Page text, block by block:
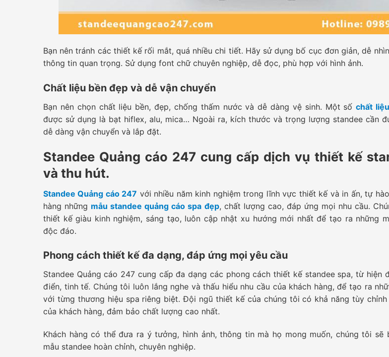
Bạn nên tránh các thiết kế rối mắt, quá nhiều chi tiết. Hãy sử dụng bố cục đơn giản, dễ
thông tin quan trọng. Sử dụng font chữ chuyên nghiệp, dễ đọc, phù hợp với hình ảnh.
Chất liệu bền đẹp và dễ vận chuyển
Bạn nên chọn chất liệu bền, đẹp, chống thấm nước và dễ dàng vệ sinh. Một sốchất
được sử dụng là bạt hiflex, alu, mica… Ngoài ra, kích thước và trọng lượng standee cần
dễ dàng vận chuyển và lắp đặt.
Standee Quảng cáo 247 cung cấp dịch vụ thiết kế
và thu hút.
Standee Quảng cáo 247 với nhiều năm kinh nghiệm trong lĩnh vực thiết kế và in ấn, tự
hàng những mẫu standee quảng cáo spa đẹp, chất lượng cao, đáp ứng mọi nhu cầu.
thiết kế giàu kinh nghiệm, sáng tạo, luôn cập nhật xu hướng mới nhất để tạo ra những
độc đáo.
Phong cách thiết kế đa dạng, đáp ứng mọi yêu cầu
Standee Quảng cáo 247 cung cấp đa dạng các phong cách thiết kế standee spa, từ hiện
điển, tinh tế. Chúng tôi luôn lắng nghe và thấu hiểu nhu cầu của khách hàng, để tạo ra
với từng thương hiệu spa riêng biệt. Đội ngũ thiết kế của chúng tôi có khả năng tùy
của khách hàng, đảm bảo chất lượng cao nhất.
Khách hàng có thể đưa ra ý tưởng, hình ảnh, thông tin mà họ mong muốn, chúng tôi sẽ
mẫu standee hoàn chỉnh, chuyên nghiệp.